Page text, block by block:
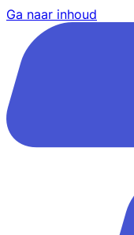
Ga naar inhoud